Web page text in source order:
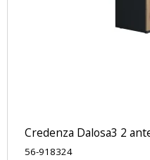
Credenza Dalosa3 2
56-918324